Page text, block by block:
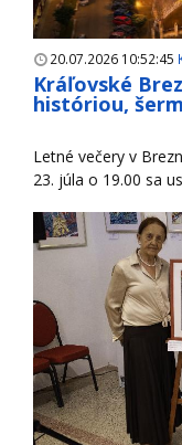
20.07.2026 10:52:45
Kráľovské
históriou,
Letné večery v
23. júla o 19.00 sa